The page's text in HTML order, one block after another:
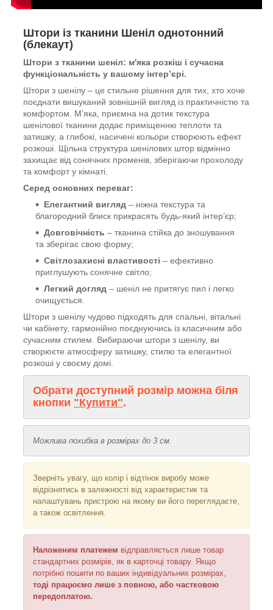
Штори із тканини Шеніл однотонний
(блекаут)
Штори з тканини шеніл: м'яка розкіш і сучасна
функціональність у вашому інтер’єрі.
Штори з шенілу – це стильне рішення для тих, хто хоче
поєднати вишуканий зовнішній вигляд із практичністю та
комфортом. М’яка, приємна на дотик текстура
шенілової тканини додає приміщенню теплоти та
затишку, а глибокі, насичені кольори створюють ефект
розкоші. Щільна структура шенілових штор відмінно
захищає від сонячних променів, зберігаючи прохолоду
та комфорт у кімнаті.
Серед основних переваг:
Елегантний вигляд – ніжна текстура та
благородний блиск прикрасять будь-який інтер’єр;
Довговічність – тканина стійка до зношування
та зберігає свою форму;
Світлозахисні властивості – ефективно
приглушують сонячне світло;
Легкий догляд – шеніл не притягує пил і легко
очищується.
Штори з шенілу чудово підходять для спальні, вітальні
чи кабінету, гармонійно поєднуючись із класичним або
сучасним стилем. Вибираючи штори з шенілу, ви
створюєте атмосферу затишку, стилю та елегантної
розкоші у своєму домі.
Обрати доступний розмір можна біля
кнопки "Купити".
Можлива похибка в розмірах до 3 см.
Зверніть увагу, що колір і відтінок виробу може
відрізнятись в залежності від характеристик та
налаштувань пристрою на якому ви його переглядаєте,
а також освітлення
Наложеним платежем відправляється лише товар
стандартних розмірів, як в карточці товару. Якщо
потрібно пошити по ваших індивідуальних розмірах,
тоді працюємо лише з повною, або частковою
передоплатою.